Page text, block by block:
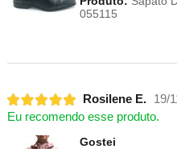
055115
Rosilene E.
19/
Eu recomendo esse produto.
Gostei